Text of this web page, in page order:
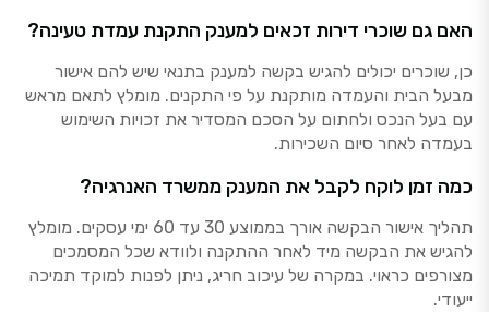
האם גם שוכרי דירות זכאים למענק התקנת עמדת טעינה?
כן, שוכרים יכולים להגיש בקשה למענק בתנאי שיש להם אישור
מבעל הבית והעמדה מותקנת על פי התקנים. מומלץ לתאם מראש
עם בעל הנכס ולחתום על הסכם המסדיר את זכויות השימוש
בעמדה לאחר סיום השכירות.
כמה זמן לוקח לקבל את המענק ממשרד האנרגיה?
תהליך אישור הבקשה אורך בממוצע 30 עד 60 ימי עסקים. מומלץ
להגיש את הבקשה מיד לאחר ההתקנה ולוודא שכל המסמכים
מצורפים כראוי. במקרה של עיכוב חריג, ניתן לפנות למוקד תמיכה
ייעודי.